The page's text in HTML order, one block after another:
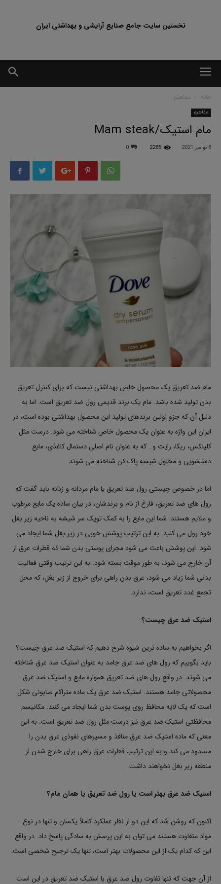
نخستین سایت جامع صنایع آرایشی و بهداشتی ایران
خانه مفاهیم
مفاهیم
مام استیک/Mam steak
8 نوامبر 2021 2285
0
مام ضد تعریق یک محصول خاص بهداشتی نیست که برای کنترل تعریق
بدن تولید شده باشد. مام یک برند قدیمی رول ضد تعریق است. اما به
دلیل آن که جزو اولین برندهای تولید این محصول بهداشتی بوده است، در
ایران این واژه به عنوان یک محصول خاص شناخته می شود. درست مثل
کلینکس، ریکا، رایت و.. که به عنوان نام اصلی دستمال کاغذی، مایع
دستشویی و محلول شیشه پاک کن شناخته می شوند.
اما در خصوص چیستی رول ضد تعریق یا مام مردانه و زنانه باید گفت که
رول های ضد تعریق، فارغ از نام و برندشان، در بیان ساده یک مایع مرطوب
و ملایم هستند. شما این مایع را به کمک توپک سر شیشه به ناحیه زیر بغل
خود رول می کنید. به این ترتیب پوشش خوبی در زیر بغل شما ایجاد می
شود. این پوشش باعث می شود مجرای پوستی بدن شما که قطرات عرق از
آن خارج می شود، به طور موقت بسته شود. به این ترتیب وقتی فعالیت
بدنی شما زیاد می شود، عرق بدن راهی برای خروج از زیر بغل، که محل
تجمع غدد تعریق است، ندارد.
استیک ضد عرق چیست؟
اگر بخواهیم به ساده ترین شیوه شرح دهیم که استیک ضد عرق چیست؟
باید بگوییم که رول های ضد عرق جامد به عنوان استیک ضد عرق شناخته
می شوند. در واقع رول های ضد تعریق همواره مایع و استیک ضد عرق
محصولاتی جامد هستند. استیک ضد عرق یک ماده متراکم صابونی شکل
است که یک لایه محافظ روی پوست بدن شما ایجاد می کنند. مکانیسم
محافظتی استیک ضد عرق نیز درست مثل رول ضد تعریق است. به این
معنی که ماده استیک ضد عرق منافذ و مسیرهای نفوذی عرق بدن را
مسدود می کند و به این ترتیب قطرات عرق راهی برای خارج شدن از
منطقه زیر بغل نخواهند داشت.
استیک ضد عرق بهتر است یا رول ضد تعریق یا همان مام؟
اکنون که روشن شد که این دو از نظر عملکرد کاملاً یکسان و تنها در نوع
مواد متفاوت هستند می توان به این پرسش به سادگی پاسخ داد. در واقع
این که کدام یک از این محصولات بهتر است، تنها یک ترجیح شخصی است.
از آن جهت که تنها تفاوت رول ضد عرق با استیک ضد تعریق در این است